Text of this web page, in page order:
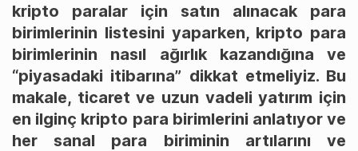
kripto paralar için satın alınacak para
birimlerinin listesini yaparken, kripto para
birimlerinin nasıl ağırlık kazandığına ve
“piyasadaki itibarına” dikkat etmeliyiz. Bu
makale, ticaret ve uzun vadeli yatırım için
en ilginç kripto para birimlerini anlatıyor ve
her sanal para biriminin artılarını ve